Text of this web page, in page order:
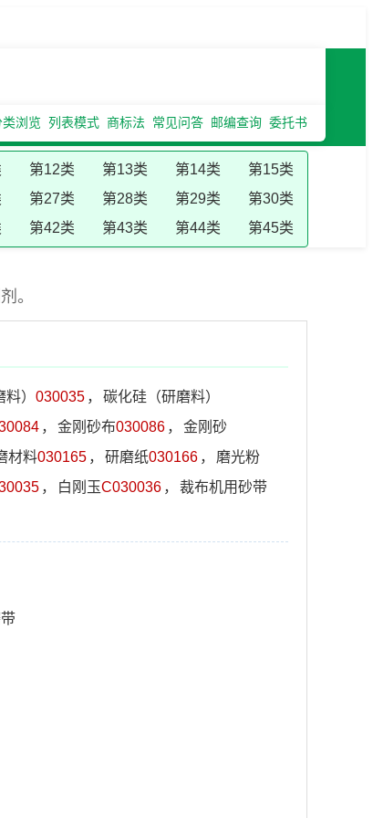
类浏览 列表模式 商标法 常见问答 邮编查询 委托书
第12类 第13类 第14类
第15类
第27类 第28类 第29类
第30类
第42类 第43类 第44类 第45类
。
） 030035 ，
碳化硅（研磨料）
， 金刚砂布030086 ，
金刚砂
材料030165 ， 研磨纸030166 ，
磨光粉
， 白刚玉C030036 ，
裁布机用砂带